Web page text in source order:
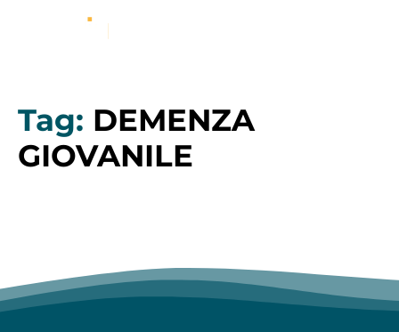
Tag: DEMENZA
GIOVANILE